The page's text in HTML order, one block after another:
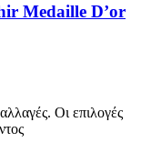
Medaille D’or
Οι επιλογές